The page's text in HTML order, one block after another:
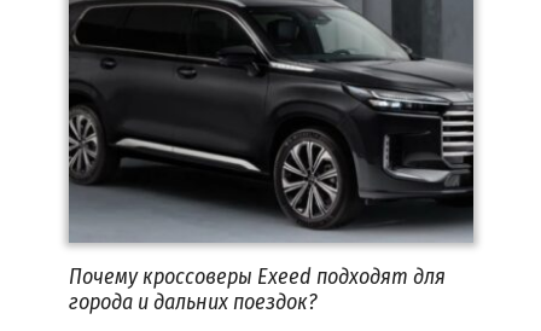
Почему кроссоверы Exeed подходят для
города и дальних поездок?